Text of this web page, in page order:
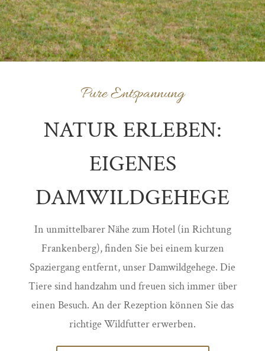
Pure Entspannung
NATUR ERLEBEN:
EIGENES
DAMWILDGEHEGE
In unmittelbarer Nähe zum Hotel (in Richtung
Frankenberg), finden Sie bei einem kurzen
Spaziergang entfernt, unser Damwildgehege. Die
Tiere sind handzahm und freuen sich immer über
einen Besuch. An der Rezeption können Sie das
richtige Wildfutter erwerben.